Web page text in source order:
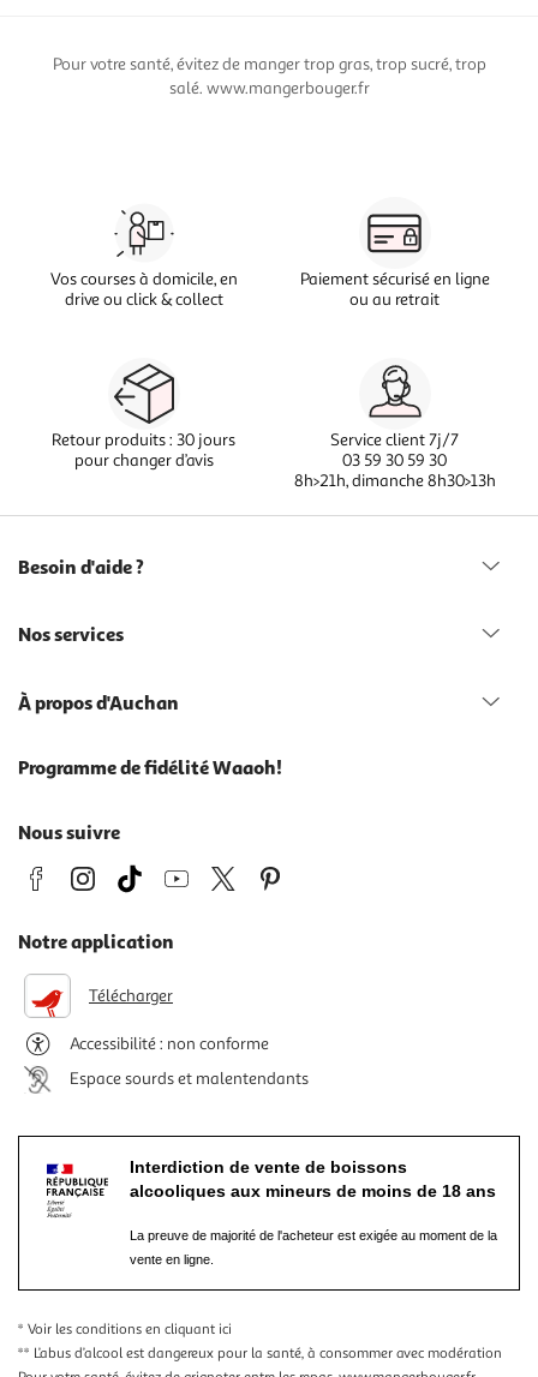
Pour votre santé, évitez de manger trop gras, trop sucré, trop
salé. www.mangerbouger.fr
Vos courses à domicile, en
drive ou click & collect
Paiement sécurisé en ligne
ou au retrait
Retour produits : 30 jours
pour changer d’avis
Service client 7j/7
03 59 30 59 30
8h>21h, dimanche 8h30>13h
Besoin d'aide ?
Nos services
À propos d'Auchan
Programme de fidélité Waaoh!
Nous suivre
Notre application
Télécharger
Accessibilité : non conforme
Espace sourds et malentendants
Interdiction de vente de boissons
alcooliques aux mineurs de moins de 18 ans
La preuve de majorité de l'acheteur est exigée au moment de la
vente en ligne.
* Voir les conditions en cliquant ici
** L’abus d’alcool est dangereux pour la santé, à consommer avec modération